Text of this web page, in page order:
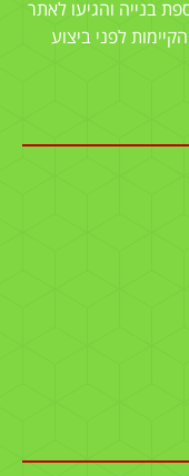
בנייה והגיעו לאתר
לפני ביצוע